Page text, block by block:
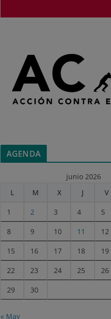
AGENDA
junio 2026
L
M X J V
1 2 3 4 5
8 9 10 11 12
15 16 17 18 19
22 23 24 25 26
29 30
« May